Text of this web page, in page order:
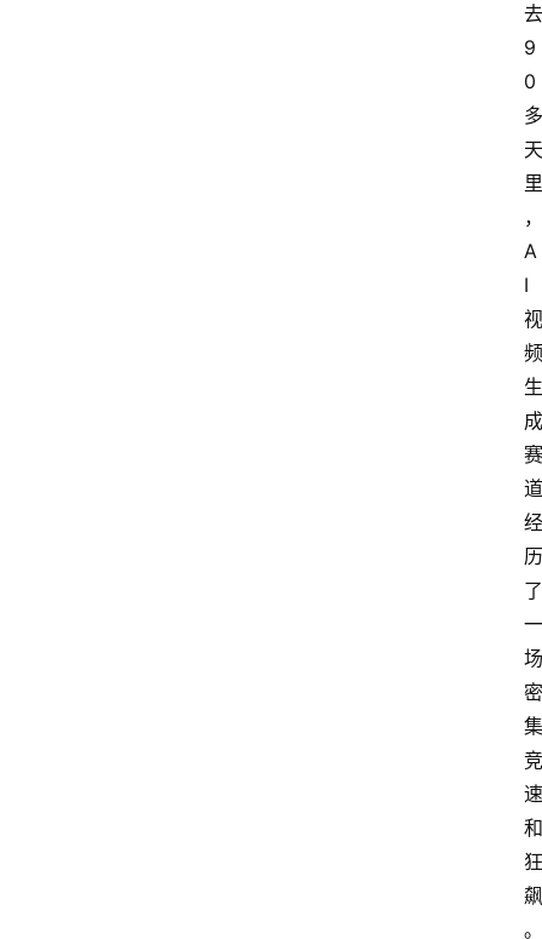
去
9
0
多
天
里
，
A
I
视
频
生
成
赛
道
经
历
了
一
场
密
集
竞
速
和
狂
飙
。